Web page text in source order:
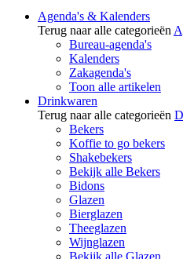
Agenda's & Kalenders
Terug naar alle categorieën
Bureau-agenda's
Kalenders
Zakagenda's
Toon alle artikelen
Drinkwaren
Terug naar alle categorieën
Bekers
Koffie to go bekers
Shakebekers
Bekijk alle Bekers
Bidons
Glazen
Bierglazen
Theeglazen
Wijnglazen
Bekijk alle Glazen